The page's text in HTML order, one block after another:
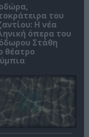
του
Η νέα
όπερα του
Στάθη
θέατρο